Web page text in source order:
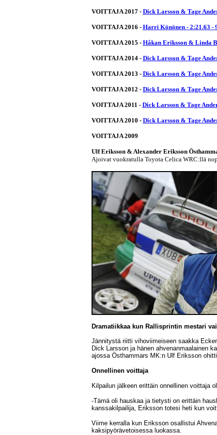
VOITTAJA 2017 - Dick Larsson & Tage
VOITTAJA 2016 - Harri Könönen - 2:21.63 -
VOITTAJA 2015 - Håkan Eriksson & Linda
VOITTAJA 2014 - Dick Larsson & Tage
VOITTAJA 2013 - Dick Larsson & Tage
VOITTAJA 2012 - Dick Larsson & Tage
VOITTAJA 2011 - Dick Larsson & Tage
VOITTAJA 2010 - Dick Larsson & Tage
VOITTAJA 2009
Ulf Eriksson & Alexander Eriksson
Ajoivat vuokratulla Toyota Celica WRC:llä
Dramatiikkaa kun Rallisprintin mestari
Jännitystä riitti vihoviimeiseen saakka
Dick Larsson ja hänen ahvenanmaalainen
ajossa Östhammars MK:n Ulf Eriksson
Onnellinen voittaja
Kilpailun jälkeen erittäin onnellinen voittaja
-Tämä oli hauskaa ja tietysti on erittäin
kanssakilpailija, Eriksson totesi heti kun
Viime kerralla kun Eriksson osallistui
kaksipyörävetoisessa luokassa.